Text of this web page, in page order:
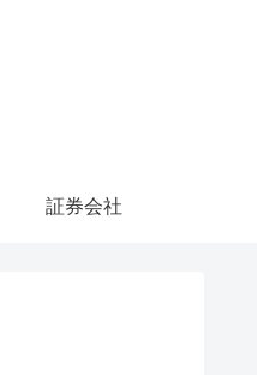
証券会社